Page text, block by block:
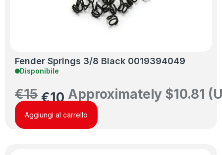
Fender Springs 3/8 Black 0019394049
Disponibile
€15 €10 Approximately $10.81
Aggiungi al carrello